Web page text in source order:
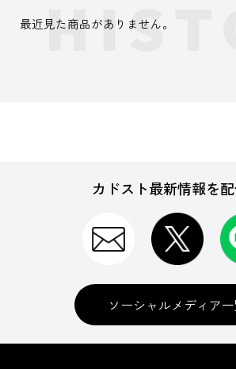
最近見た商品がありません。
カドスト最新情報を
ソーシャルメディア